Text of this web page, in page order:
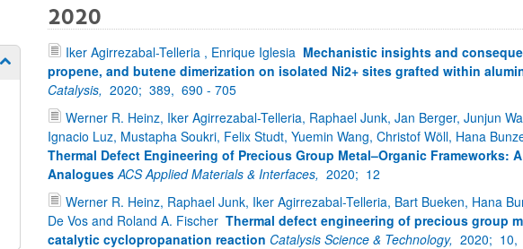
Mostrar/ocultar subpáginas
2020
Iker Agirrezabal-Telleria , Enrique Iglesia Mechanistic insights and
propene, and butene dimerization on isolated Ni2+ sites grafted within
Catalysis, 2020; 389, 690 - 705
Werner R. Heinz, Iker Agirrezabal-Telleria, Raphael Junk, Jan Berger, Junjun
Ignacio Luz, Mustapha Soukri, Felix Studt, Yuemin Wang, Christof Wöll, Hana
Thermal Defect Engineering of Precious Group Metal–Organic Frameworks:
Analogues ACS Applied Materials & Interfaces, 2020; 12
Werner R. Heinz, Raphael Junk, Iker Agirrezabal-Telleria, Bart Bueken, Hana
De Vos and Roland A. Fischer Thermal defect engineering of precious group
catalytic cyclopropanation reaction Catalysis Science & Technology, 2020; 10,